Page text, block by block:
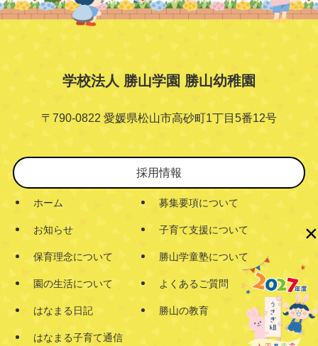
学校法人 勝山学園 勝山幼稚園
〒790-0822 愛媛県松山市高砂町1丁目5番12号
採用情報
ホーム
お知らせ
保育理念について
園の生活について
はなまる日記
はなまる子育て通信
募集要項について
子育て支援について
勝山学童塾について
よくあるご質問
勝山の教育
×